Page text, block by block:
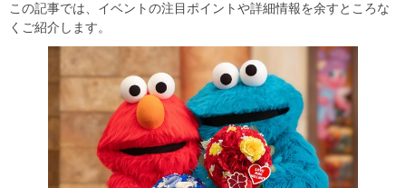
この記事では、イベントの注目ポイントや詳細情報を余すところな
くご紹介します。